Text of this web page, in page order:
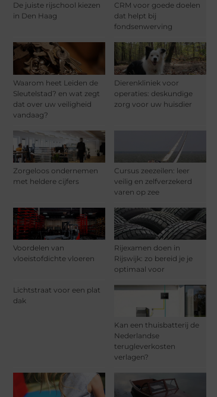
De juiste rijschool kiezen
in Den Haag
CRM voor goede doelen
dat helpt bij
fondsenwerving
Waarom heet Leiden de
Sleutelstad? en wat zegt
dat over uw veiligheid
vandaag?
Dierenkliniek voor
operaties: deskundige
zorg voor uw huisdier
Zorgeloos ondernemen
met heldere cijfers
Cursus zeezeilen: leer
veilig en zelfverzekerd
varen op zee
Voordelen van
vloeistofdichte vloeren
Rijexamen doen in
Rijswijk: zo bereid je je
optimaal voor
Lichtstraat voor een plat
dak
Kan een thuisbatterij de
Nederlandse
terugleverkosten
verlagen?